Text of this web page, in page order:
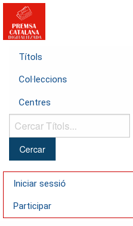
Títols
Col·leccions
Centres
Cercar
Títols...
Iniciar sessió
Participar